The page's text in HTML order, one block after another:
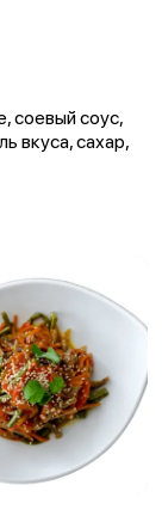
соевый соус,
вкуса, сахар,